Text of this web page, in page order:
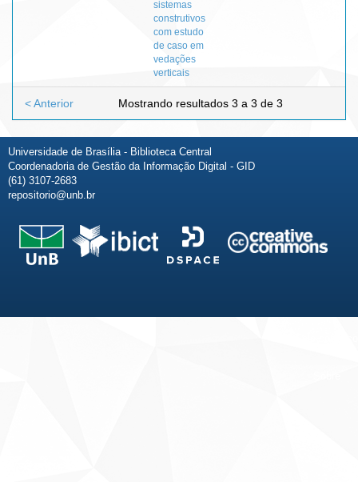
sistemas
construtivos
com estudo
de caso em
vedações
verticais
Mostrando resultados 3 a 3 de 3
< Anterior
Universidade de Brasília - Biblioteca Central
Coordenadoria de Gestão da Informação Digital - GID
(61) 3107-2683
repositorio@unb.br